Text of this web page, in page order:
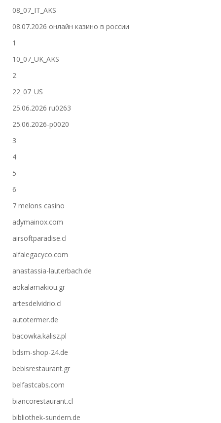
08_07_IT_AKS
08.07.2026 онлайн казино в россии
1
10_07_UK_AKS
2
22_07_US
25.06.2026 ru0263
25.06.2026-p0020
3
4
5
6
7 melons casino
adymainox.com
airsoftparadise.cl
alfalegacyco.com
anastassia-lauterbach.de
aokalamakiou.gr
artesdelvidrio.cl
autotermer.de
bacowka.kalisz.pl
bdsm-shop-24.de
bebisrestaurant.gr
belfastcabs.com
biancorestaurant.cl
bibliothek-sundern.de